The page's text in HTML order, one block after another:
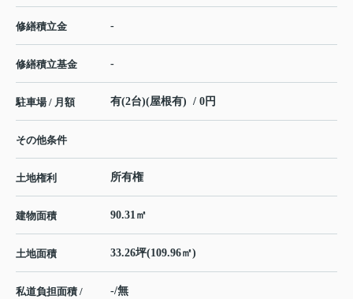
修繕積立金 -
修繕積立基金 -
駐車場 / 月額 有(2台)(屋根有) / 0円
その他条件
土地権利 所有権
建物面積 90.31㎡
土地面積 33.26坪(109.96㎡)
私道負担面積 /
-/無